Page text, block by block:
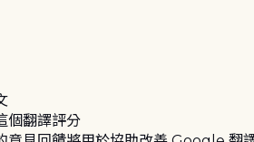
個翻譯評分